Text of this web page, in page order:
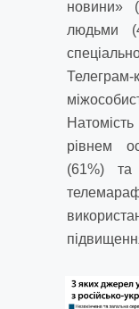
новини»
людьми
рівнем
(61%) та